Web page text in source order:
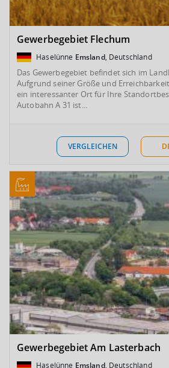
Gewerbegebiet Flechum
Haselünne Emsland, Deutschland
Das Gewerbegebiet befindet sich im
Aufgrund seiner Größe und
ein interessanter Ort für Ihre
Autobahn A 31 ist...
VERGLEICHEN
Gewerbegebiet Am Lasterbach
Haselünne Emsland, Deutschland